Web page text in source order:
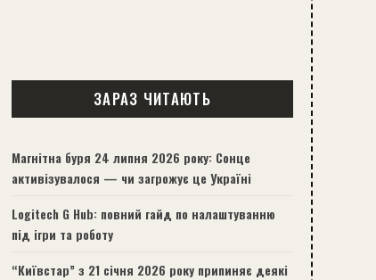
ЗАРАЗ ЧИТАЮТЬ
Магнітна буря 24 липня 2026 року: Сонце
активізувалося — чи загрожує це Україні
Logitech G Hub: повний гайд по налаштуванню
під ігри та роботу
“Київстар” з 21 січня 2026 року припиняє деякі